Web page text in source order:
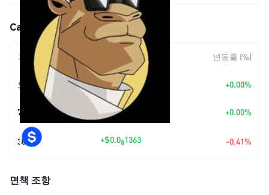
Camel Dad (CAMEL) 가격 움직임
기간 변동 폭 변동률 (%)
오늘 +$0.00 +0.00%
7일 +$0.00 +0.00%
30일 +$0.081363 -0.41%
면책 조항